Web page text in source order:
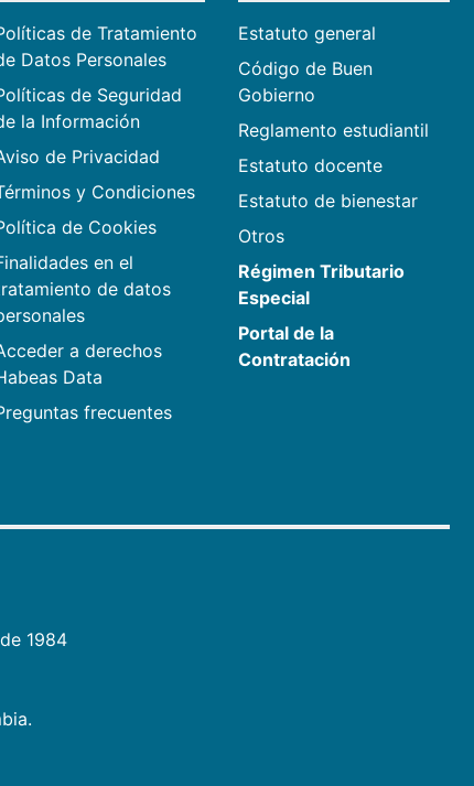
de Tratamiento
Datos Personales
de Seguridad
la Información
de Privacidad
y Condiciones
de Cookies
en el
de datos
a derechos
Data
frecuentes
Estatuto general
Código de Buen
Gobierno
Reglamento estudiantil
Estatuto docente
Estatuto de bienestar
Otros
Régimen Tributario
Especial
Portal de la
Contratación
1984